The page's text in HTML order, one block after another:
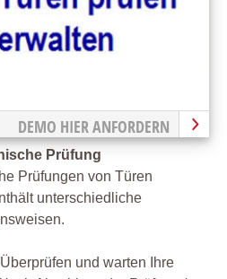
DEMO HIER ANFORDERN
Prüfung
Prüfungen von Türen
unterschiedliche
und warten Ihre